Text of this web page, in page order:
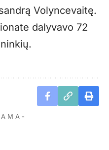
Volyncevaitę.
dalyvavo 72
A M A -